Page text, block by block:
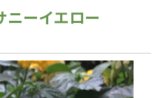
ニーイエロー